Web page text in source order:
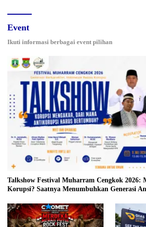
Event
Ikuti informasi berbagai event pilihan
Talkshow Festival Muharram Cengkok 2026:
Korupsi? Saatnya Menumbuhkan Generasi